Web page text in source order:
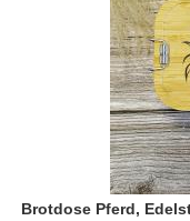
Brotdose Pferd,